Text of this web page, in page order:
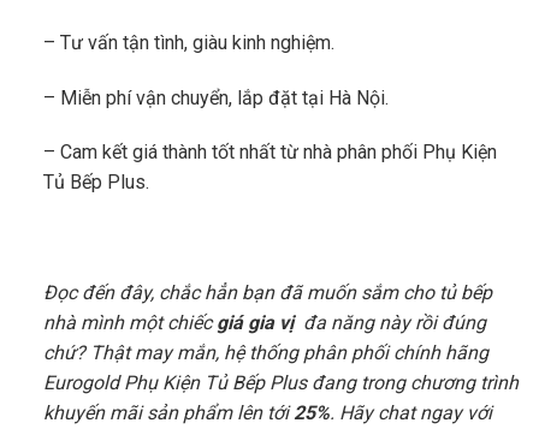
– Tư vấn tận tình, giàu kinh nghiệm.
– Miễn phí vận chuyển, lắp đặt tại Hà Nội.
– Cam kết giá thành tốt nhất từ nhà phân phối Phụ Kiện
Tủ Bếp Plus.
Đọc đến đây, chắc hẳn bạn đã muốn sắm cho tủ bếp
nhà mình một chiếcgiá gia vị đa năng này rồi đúng
chứ? Thật may mắn, hệ thống phân phối chính hãng
Eurogold Phụ Kiện Tủ Bếp Plus đang trong chương trình
khuyến mãi sản phẩm lên tới25%. Hãy chat ngay với